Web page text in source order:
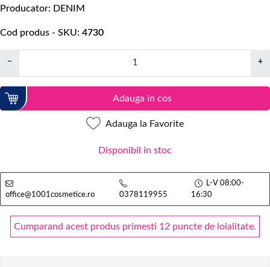
Producator DENIM
Cod produs - SKU 4730
− +
Adauga in cos
Adauga la Favorite
Disponibil in stoc
office@1001cosmetice.ro 0378119955
L-V 08:00-
16:30
Cumparand acest produs primesti 12 puncte de loialitate.